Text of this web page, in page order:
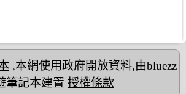
,本網使用政府開放資料,由bluezz
筆記本建置 授權條款